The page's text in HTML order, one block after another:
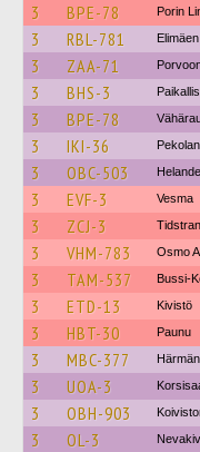
3 BPE-78 Porin
3 RBL-781
3 ZAA-71
3 BHS-3
3 BPE-78
3 IKI-36
3 OBC-503
3 EVF-3 Vesma
3 ZCJ-3
3 VHM-783 Osmo
3 TAM-537 Bussi-
3 ETD-13 Kivistö
3 HBT-30 Paunu
3 MBC-377
3 UOA-3
3 OBH-903
3 OL-3